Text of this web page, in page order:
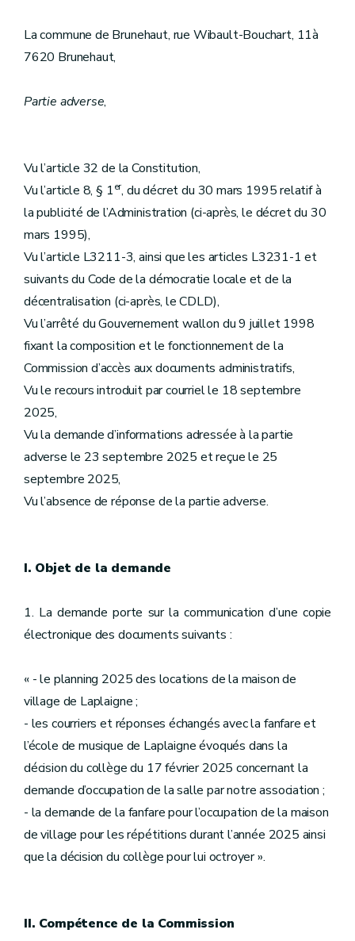
La commune de Brunehaut, rue Wibault-Bouchart, 11à
7620 Brunehaut,
Partie adverse,
Vu l’article 32 de la Constitution,
Vu l’article 8, § 1er, du décret du 30 mars 1995 relatif à
la publicité de l’Administration (ci-après, le décret du 30
mars 1995),
Vu l’article L3211-3, ainsi que les articles L3231-1 et
suivants du Code de la démocratie locale et de la
décentralisation (ci-après, le CDLD),
Vu l’arrêté du Gouvernement wallon du 9 juillet 1998
fixant la composition et le fonctionnement de la
Commission d’accès aux documents administratifs,
Vu le recours introduit par courriel le 18 septembre
2025,
Vu la demande d’informations adressée à la partie
adverse le 23 septembre 2025 et reçue le 25
septembre 2025,
Vu l’absence de réponse de la partie adverse.
I. Objet de la demande
1. La demande porte sur la communication d’une copie
électronique des documents suivants :
« - le planning 2025 des locations de la maison de
village de Laplaigne ;
- les courriers et réponses échangés avec la fanfare et
l’école de musique de Laplaigne évoqués dans la
décision du collège du 17 février 2025 concernant la
demande d’occupation de la salle par notre association ;
- la demande de la fanfare pour l’occupation de la maison
de village pour les répétitions durant l’année 2025 ainsi
que la décision du collège pour lui octroyer ».
II. Compétence de la Commission